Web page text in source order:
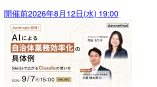
開催前2026年8月12日(水) 19:00